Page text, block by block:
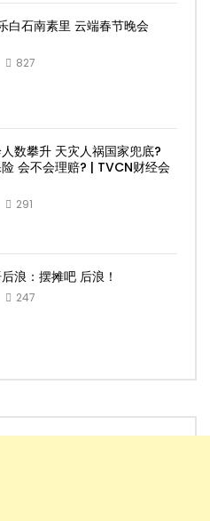
白石南素里 云端春节晚会
827
数攀升 天灾人祸国家兜底?
会不会理赔? | TVCN财经会
291
浪：摆摊吧 后浪！
247